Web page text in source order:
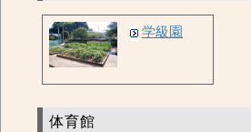
学級園
体育館